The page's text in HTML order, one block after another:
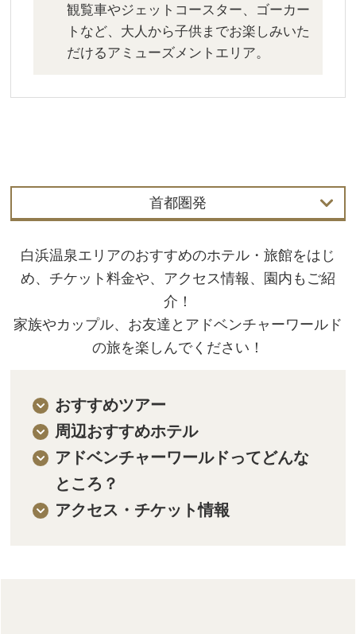
観覧車やジェットコースター、ゴーカー
トなど、大人から子供までお楽しみいた
だけるアミューズメントエリア。
首都圏発
中部発
首都圏発
中国・四国発
白浜温泉エリアのおすすめのホテル・旅館をはじ
め、チケット料金や、アクセス情報、園内もご紹
介！
家族やカップル、お友達とアドベンチャーワールド
の旅を楽しんでください！
おすすめツアー
周辺おすすめホテル
アドベンチャーワールドってどんな
ところ？
アクセス・チケット情報